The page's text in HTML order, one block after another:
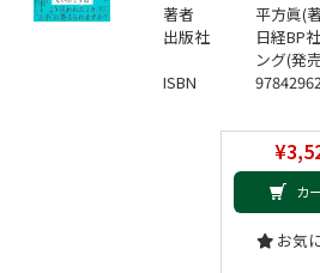
著者
平方眞(
出版社
日経BP
ング(発
ISBN
カ
お気